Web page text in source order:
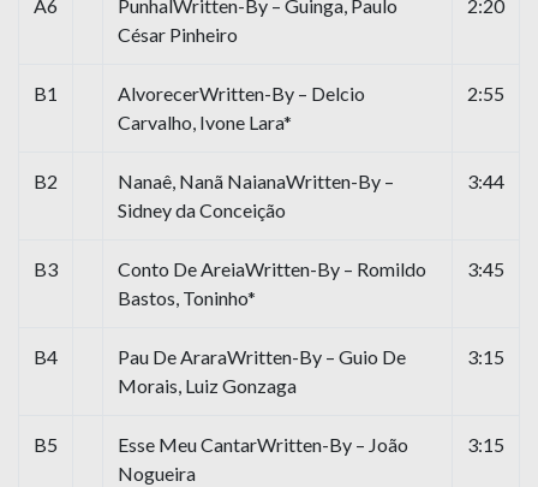
A6
PunhalWritten-By – Guinga, Paulo
César Pinheiro
2:20
B1
AlvorecerWritten-By – Delcio
Carvalho, Ivone Lara*
2:55
B2
Nanaê, Nanã NaianaWritten-By –
Sidney da Conceição
3:44
B3
Conto De AreiaWritten-By – Romildo
Bastos, Toninho*
3:45
B4
Pau De AraraWritten-By – Guio De
Morais, Luiz Gonzaga
3:15
B5
Esse Meu CantarWritten-By – João
Nogueira
3:15